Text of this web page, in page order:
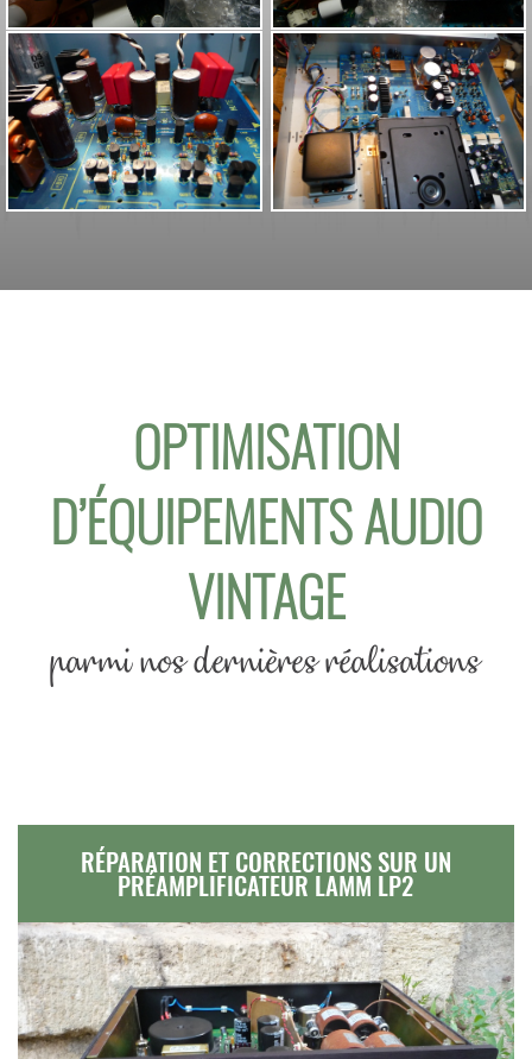
OPTIMISATION
D’ÉQUIPEMENTS AUDIO
VINTAGE
parmi nos dernières réalisations
RÉPARATION ET CORRECTIONS SUR UN
PRÉAMPLIFICATEUR LAMM LP2